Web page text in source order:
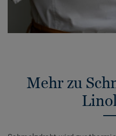
Mehr zu